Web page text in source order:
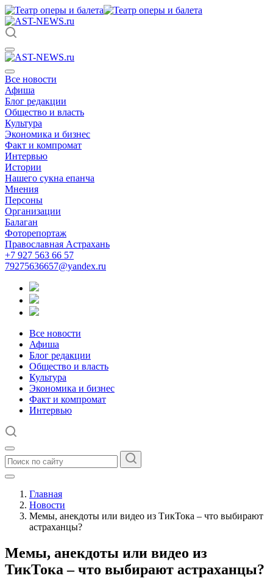
Все новости
Афиша
Блог редакции
Общество и власть
Культура
Экономика и бизнес
Факт и компромат
Интервью
Истории
Нашего сукна епанча
Мнения
Персоны
Организации
Балаган
Фоторепортаж
Православная Астрахань
+7 927 563 66 57
79275636657@yandex.ru
Все новости
Афиша
Блог редакции
Общество и власть
Культура
Экономика и бизнес
Факт и компромат
Интервью
Главная
Новости
Мемы, анекдоты или видео из ТикТока – что выбирают
астраханцы?
Мемы, анекдоты или видео из
ТикТока – что выбирают астраханцы?